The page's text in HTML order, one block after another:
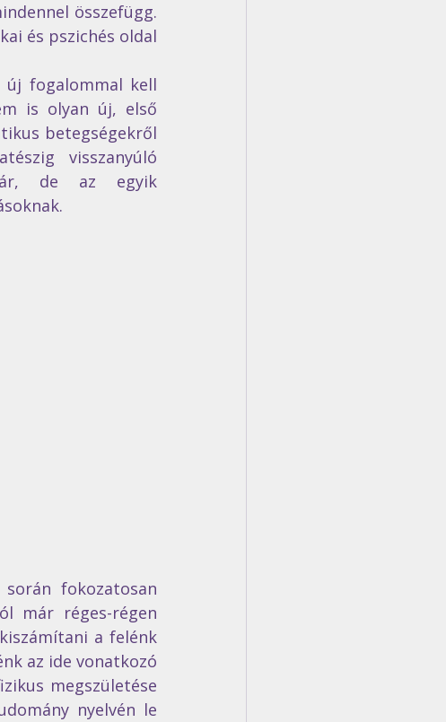
összefügg.
és pszichés oldal
új fogalommal kell
is olyan új, első
betegségekről
visszanyúló
jár, de az egyik
fokozatosan
már réges-régen
a felénk
az ide vonatkozó
megszületése
nyelvén le